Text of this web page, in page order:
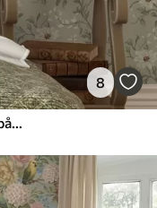
8
Hvide blomster med slyngende blade på lys baggrund